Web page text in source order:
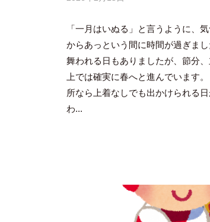
吉
田
豪
「一月はいぬる」と言うように、
からあっという間に時間が過ぎま
舞われる日もありましたが、節分
上では確実に春へと進んでいます
所なら上着なしでも出かけられる
わ...